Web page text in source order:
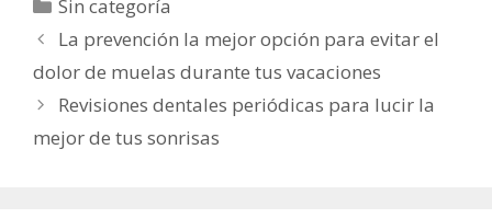
Sin categoría
La prevención la mejor opción para evitar el
dolor de muelas durante tus vacaciones
Revisiones dentales periódicas para lucir la
mejor de tus sonrisas